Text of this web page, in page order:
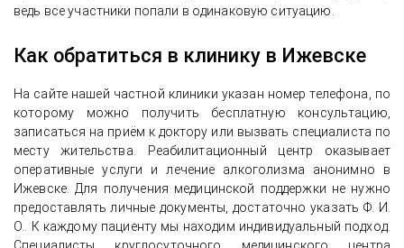
ведь все участники попали в одинаковую ситуацию.
Как обратиться в клинику в Ижевске
На сайте нашей частной клиники указан номер телефона, по
которому можно получить бесплатную консультацию,
записаться на приём к доктору или вызвать специалиста по
месту жительства. Реабилитационный центр оказывает
оперативные услуги и лечение алкоголизма анонимно в
Ижевске. Для получения медицинской поддержки не нужно
предоставлять личные документы, достаточно указать Ф. И.
О.. К каждому пациенту мы находим индивидуальный подход.